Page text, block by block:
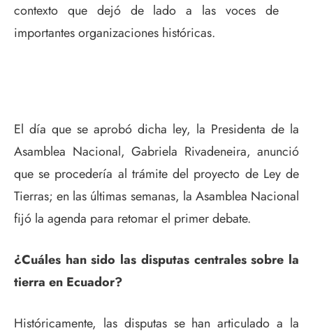
contexto que dejó de lado a las voces de
importantes organizaciones históricas.
El día que se aprobó dicha ley, la Presidenta de la
Asamblea Nacional, Gabriela Rivadeneira, anunció
que se procedería al trámite del proyecto de Ley de
Tierras; en las últimas semanas, la Asamblea Nacional
fijó la agenda para retomar el primer debate.
¿Cuáles han sido las disputas centrales sobre la
tierra en Ecuador?
Históricamente, las disputas se han articulado a la